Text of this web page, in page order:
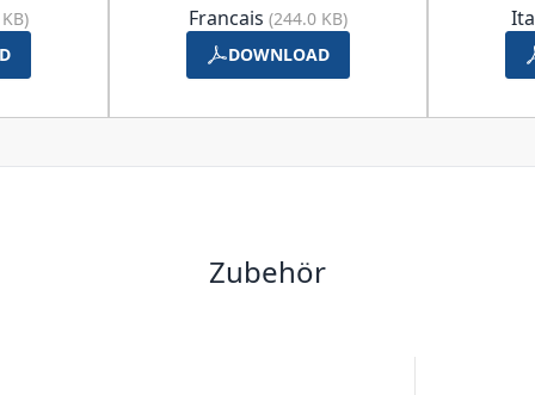
Francais (244.0 KB)
DOWNLOAD
Zubehör